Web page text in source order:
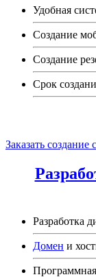
Удобная
Создание
Создание
Срок
Заказать создание
Разработка
Домен и
Программная